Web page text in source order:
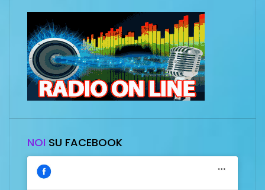
NOI SU FACEBOOK